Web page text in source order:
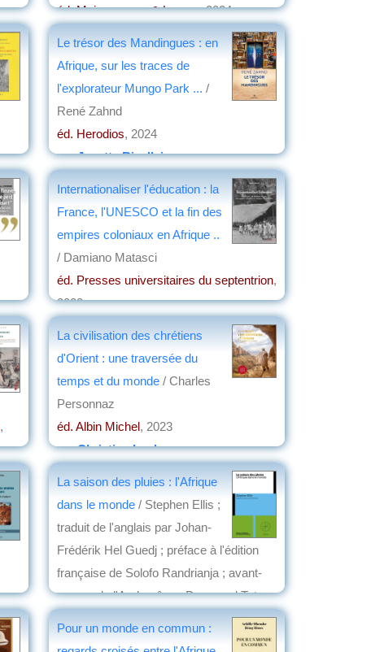
éd. Maisonneuve & Larose, 2024
Le trésor des Mandingues : en
Afrique, sur les traces de
l'explorateur Mungo Park ... /
René Zahnd
éd. Herodios, 2024
parJosette Rivallain
Internationaliser l'éducation : la
France, l'UNESCO et la fin des
empires coloniaux en Afrique ..
/ Damiano Matasci
éd. Presses universitaires du septentrion,
2023
,
La civilisation des chrétiens
d'Orient : une traversée du
temps et du monde / Charles
Personnaz
éd. Albin Michel, 2023
parChristian Lochon
La saison des pluies : l'Afrique
dans le monde / Stephen Ellis ;
traduit de l'anglais par Johan-
Frédérik Hel Guedj ; préface à l'édition
française de Solofo Randrianja ; avant-
propos de l'Archevêque Desmond Tutu
éd. Maison des sciences de l'homme,
Pour un monde en commun :